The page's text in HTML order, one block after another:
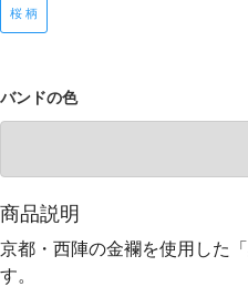
桜 柄
バンドの色
商品説明
京都・西陣の金襴を使用した
す。